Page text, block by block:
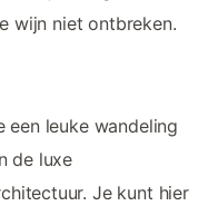
wijn niet ontbreken.
een leuke wandeling
de luxe
Je kunt hier